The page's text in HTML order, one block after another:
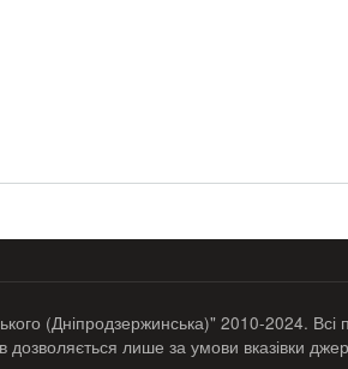
(Дніпродзержинська)" 2010-2024. Всі
дозволяється лише за умови вказівки